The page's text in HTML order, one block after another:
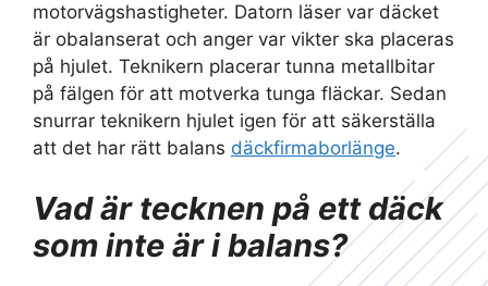
motorvägshastigheter. Datorn läser var däcket
är obalanserat och anger var vikter ska placeras
på hjulet. Teknikern placerar tunna metallbitar
på fälgen för att motverka tunga fläckar. Sedan
snurrar teknikern hjulet igen för att säkerställa
att det har rätt balans däckfirmaborlänge.
Vad är tecknen på ett däck
som inte är i balans?